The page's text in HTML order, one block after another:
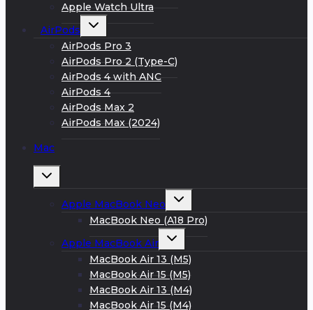
Apple Watch Ultra
AirPods
Развернуть
меню
AirPods Pro 3
AirPods Pro 2 (Type-C)
AirPods 4 with ANC
AirPods 4
AirPods Max 2
AirPods Max (2024)
Mac
Развернуть
Apple MacBook Neo
Развернуть
меню
MacBook Neo (A18 Pro)
Apple MacBook Air
Развернуть
меню
MacBook Air 13 (M5)
MacBook Air 15 (M5)
MacBook Air 13 (M4)
MacBook Air 15 (M4)